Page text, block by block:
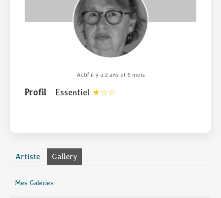
Actif il y a 2 ans et 6 mois
Profil Essentiel
Artiste Gallery
Mes Galeries